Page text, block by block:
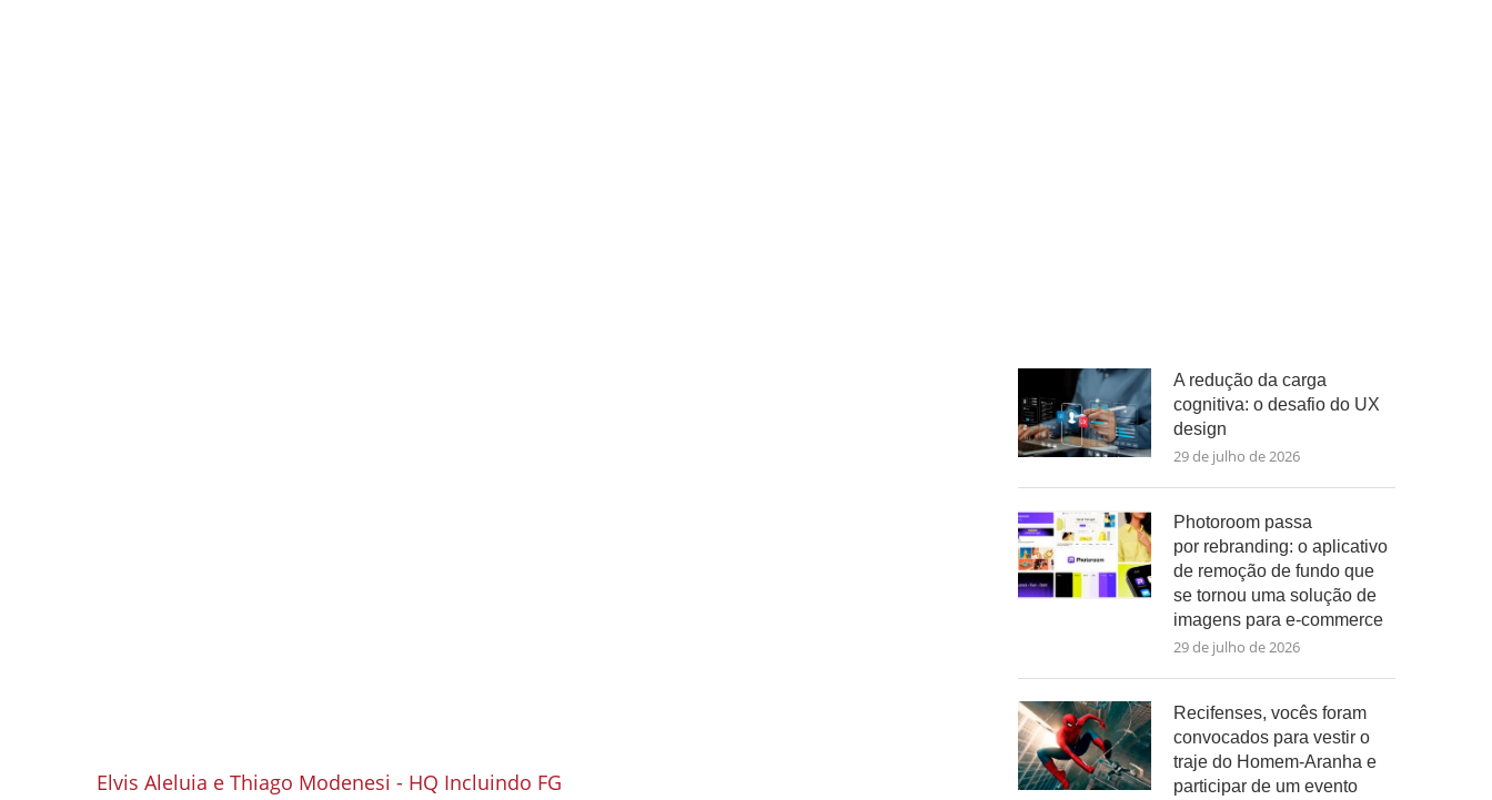
A redução da carga
cognitiva: o desafio do UX
design
29 de julho de 2026
Photoroom passa
por rebranding: o aplicativo
de remoção de fundo que
se tornou uma solução de
imagens para e-commerce
29 de julho de 2026
Recifenses, vocês foram
convocados para vestir o
traje do Homem-Aranha e
participar de um evento